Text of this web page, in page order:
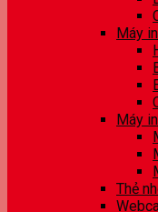
Máy
Máy in
Thẻ